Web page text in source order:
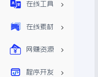
在线工具
在线素材
网赚资源
程序开发